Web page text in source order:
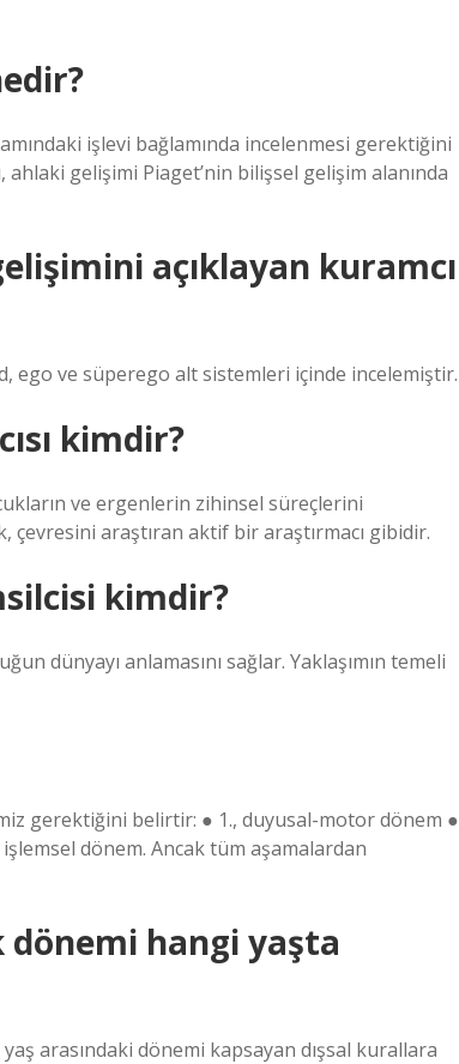
işlevi bağlamında incelenmesi gerektiğini
gelişimi Piaget’nin bilişsel gelişim alanında
açıklayan kuramcı
ego ve süperego alt sistemleri içinde incelemiştir.
kimdir?
ve ergenlerin zihinsel süreçlerini
çevresini araştıran aktif bir araştırmacı gibidir.
kimdir?
dünyayı anlamasını sağlar. Yaklaşımın temeli
gerektiğini belirtir: ● 1., duyusal-motor dönem ●
dönem. Ancak tüm aşamalardan
dönemi hangi yaşta
arasındaki dönemi kapsayan dışsal kurallara